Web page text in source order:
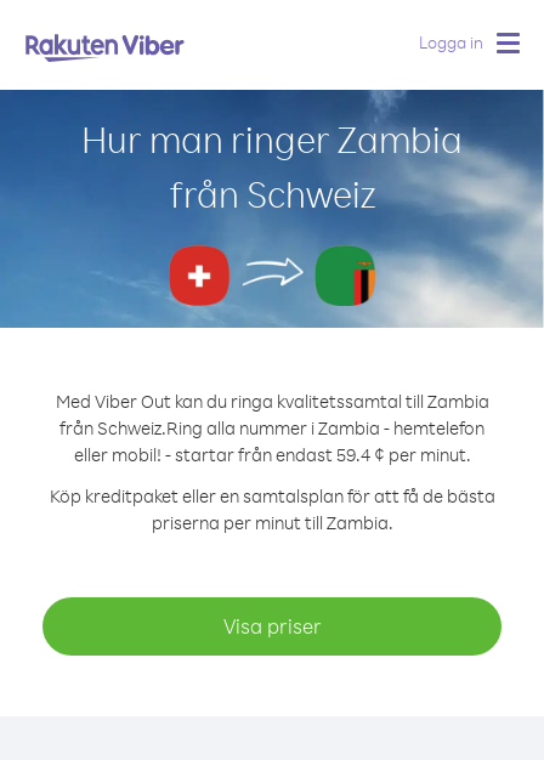
Logga in
Hur man ringer Zambia
från Schweiz
Med Viber Out kan du ringa kvalitetssamtal till Zambia
från Schweiz.Ring alla nummer i Zambia - hemtelefon
eller mobil! - startar från endast 59.4 ¢ per minut.
Köp kreditpaket eller en samtalsplan för att få de bästa
priserna per minut till Zambia.
Visa priser